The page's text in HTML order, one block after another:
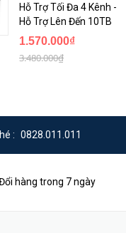
Hỗ Trợ Tối Đa 4 Kênh -
Hỗ Trợ Lên Đến 10TB
1.570.000₫
3.480.000₫
: 0828.011.011
hàng trong 7 ngày